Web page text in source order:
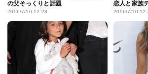
の父そっくりと話題
2016/7/10 12:23
恋人と家族
2016/7/10